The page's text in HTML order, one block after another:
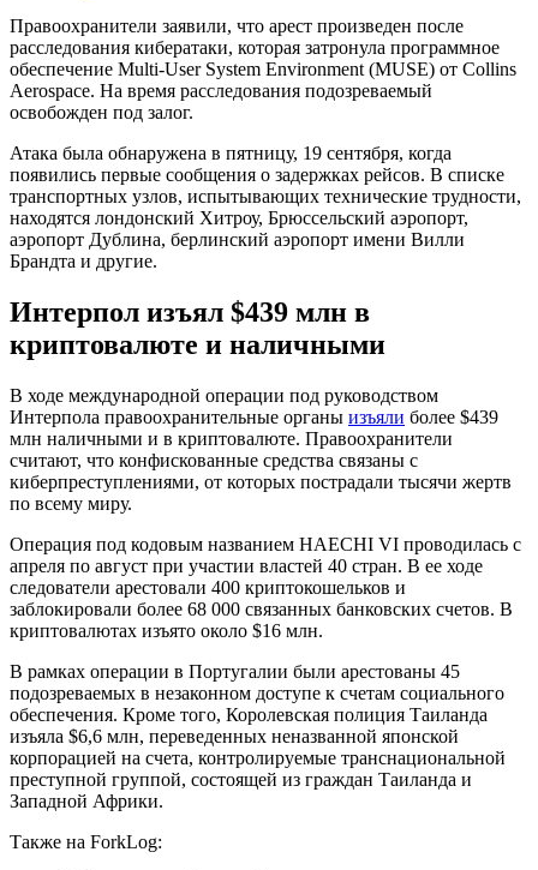
Правоохранители заявили, что арест произведен после
расследования кибератаки, которая затронула программное
обеспечение Multi-User System Environment (MUSE) от Collins
Aerospace. На время расследования подозреваемый
освобожден под залог.
Атака была обнаружена в пятницу, 19 сентября, когда
появились первые сообщения о задержках рейсов. В списке
транспортных узлов, испытывающих технические трудности,
находятся лондонский Хитроу, Брюссельский аэропорт,
аэропорт Дублина, берлинский аэропорт имени Вилли
Брандта и другие.
Интерпол изъял $439 млн в
криптовалюте и наличными
В ходе международной операции под руководством
Интерпола правоохранительные органы изъяли более $439
млн наличными и в криптовалюте. Правоохранители
считают, что конфискованные средства связаны с
киберпреступлениями, от которых пострадали тысячи жертв
по всему миру.
Операция под кодовым названием HAECHI VI проводилась с
апреля по август при участии властей 40 стран. В ее ходе
следователи арестовали 400 криптокошельков и
заблокировали более 68 000 связанных банковских счетов. В
криптовалютах изъято около $16 млн.
В рамках операции в Португалии были арестованы 45
подозреваемых в незаконном доступе к счетам социального
обеспечения. Кроме того, Королевская полиция Таиланда
изъяла $6,6 млн, переведенных неназванной японской
корпорацией на счета, контролируемые транснациональной
преступной группой, состоящей из граждан Таиланда и
Западной Африки.
Также на ForkLog: